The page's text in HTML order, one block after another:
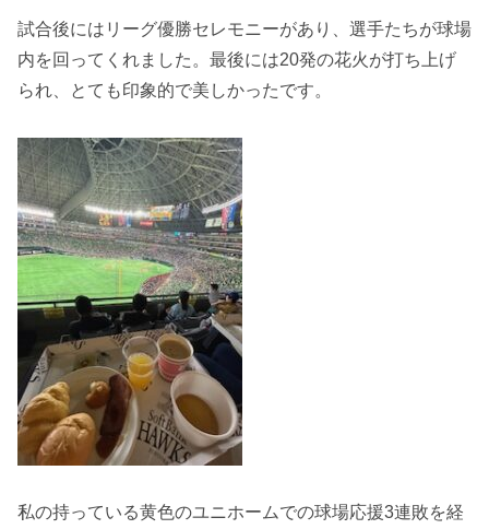
試合後にはリーグ優勝セレモニーがあり、選手たちが球場
内を回ってくれました。最後には20発の花火が打ち上げ
られ、とても印象的で美しかったです。
私の持っている黄色のユニホームでの球場応援3連敗を経